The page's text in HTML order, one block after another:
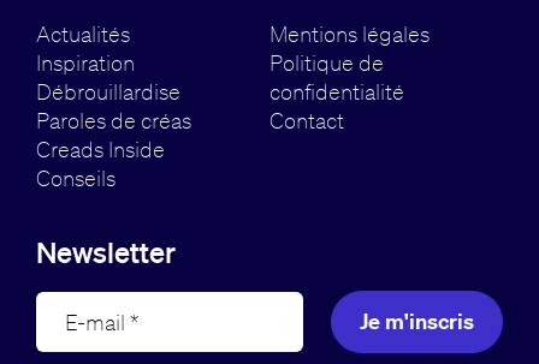
Actualités
Inspiration
Débrouillardise
Paroles de créas
Creads Inside
Conseils
Mentions légales
Politique de
confidentialité
Contact
Newsletter
Je m'inscris